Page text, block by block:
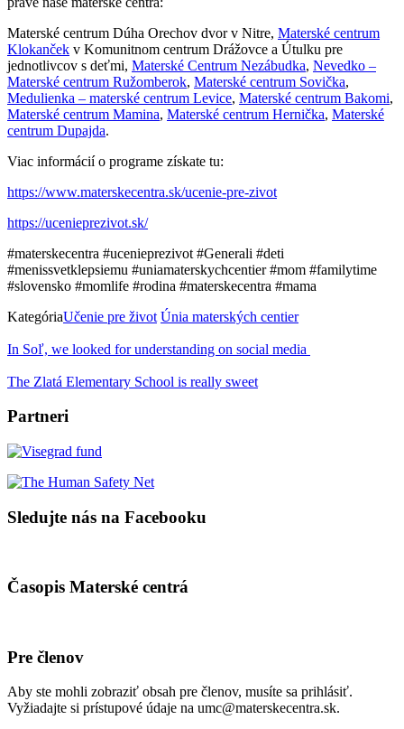
Materské centrum Dúha Orechov dvor v Nitre, Materské centrum
Klokanček v Komunitnom centrum Drážovce a Útulku pre
jednotlivcov s deťmi, Materské Centrum Nezábudka, Nevedko –
Materské centrum Ružomberok, Materské centrum Sovička,
Medulienka – materské centrum Levice, Materské centrum Bakomi,
Materské centrum Mamina, Materské centrum Hernička, Materské
centrum Dupajda.
Viac informácií o programe získate tu:
https://www.materskecentra.sk/ucenie-pre-zivot
https://ucenieprezivot.sk/
#materskecentra #ucenieprezivot #Generali #deti
#menissvetklepsiemu #uniamaterskychcentier #mom #familytime
#slovensko #momlife #rodina #materskecentra #mama
KategóriaUčenie pre život Únia materských centier
In Soľ, we looked for understanding on social media
The Zlatá Elementary School is really sweet
Partneri
Sledujte nás na Facebooku
Časopis Materské centrá
Pre členov
Aby ste mohli zobraziť obsah pre členov, musíte sa prihlásiť.
Vyžiadajte si prístupové údaje na umc@materskecentra.sk.